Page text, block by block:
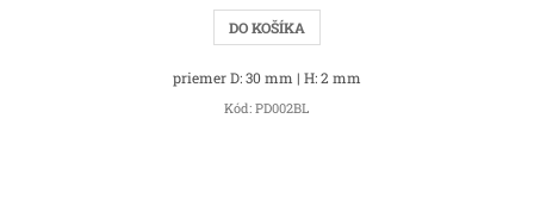
DO KOŠÍKA
priemer D: 30 mm | H: 2 mm
Kód: PD002BL